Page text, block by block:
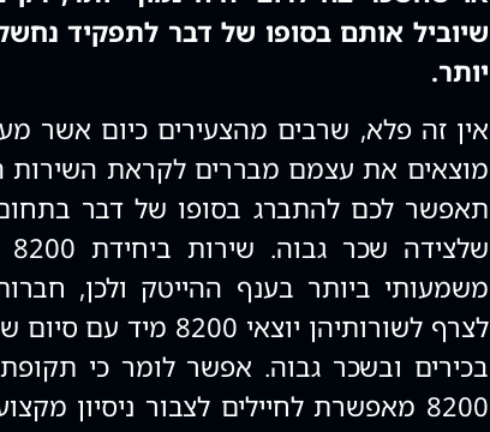
שיוביל אותם בסופו של דבר לתפקיד
יותר.
אין זה פלא, שרבים מהצעירים כיום אשר
מוצאים את עצמם מבררים לקראת השירות
תאפשר לכם להתברג בסופו של דבר
משמעותי ביותר בענף ההייטק ולכן,
לצרף לשורותיהן יוצאי
בכירים ובשכר גבוה. אפשר לומר כי
8200 מאפשרת לחיילים לצבור ניסיון